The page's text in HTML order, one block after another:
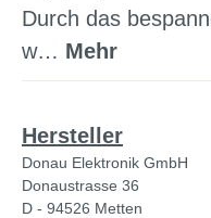
Durch das
w… Mehr
Hersteller
Donau Elektronik GmbH
Donaustrasse 36
D - 94526 Metten